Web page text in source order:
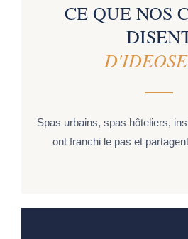
CE QUE NOS
Spas urbains, spas hôteliers,
ont franchi le pas et